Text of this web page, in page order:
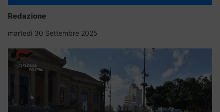
Redazione
martedì 30 Settembre 2025